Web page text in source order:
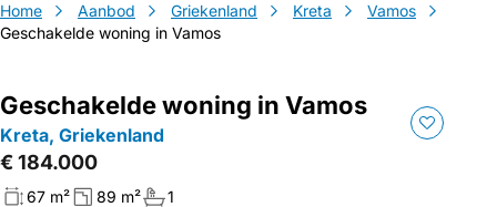
Home Aanbod Griekenland Kreta
Vamos
Geschakelde woning in Vamos
Geschakelde woning in Vamos
Kreta, Griekenland
€ 184.000
67 m² 89 m² 1